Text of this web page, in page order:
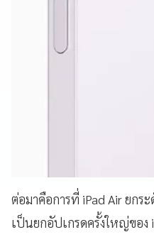
ต่อมาคือการที่ iPad Air ยก
เป็นยกอัปเกรดครั้งใหญ่ของ